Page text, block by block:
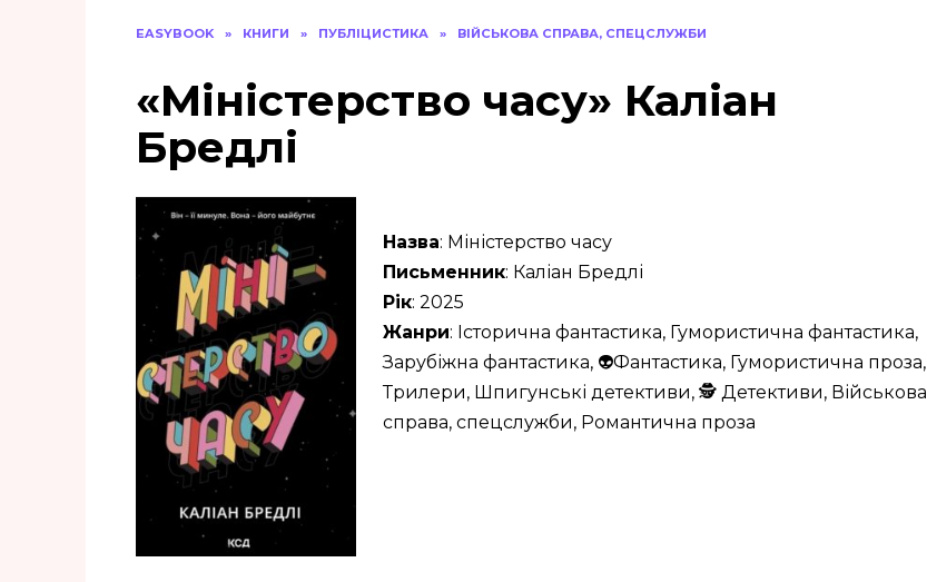
EASYBOOK » КНИГИ » ПУБЛІЦИСТИКА » ВІЙСЬКОВА СПРАВА, СПЕЦСЛУЖБИ
«Міністерство часу» Каліан
Бредлі
Назва: Міністерство часу
Письменник: Каліан Бредлі
Рік: 2025
Жанри: Історична фантастика, Гумористична фантастика,
Зарубіжна фантастика, 👽Фантастика, Гумористична проза,
Трилери, Шпигунські детективи, 🕵 Детективи, Військова
справа, спецслужби, Романтична проза